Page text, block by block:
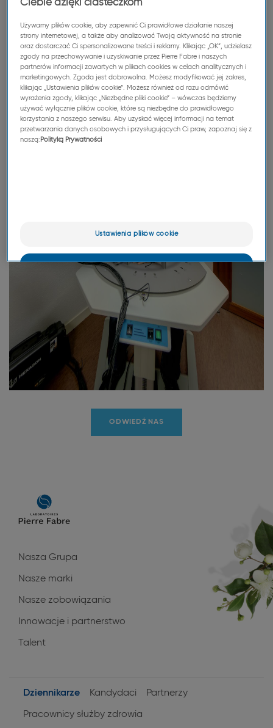
ODWIEDŹ NAS
Main
navigation
Nasza Grupa
Nasze marki
Nasze zobowiązania
Innowacje i partnerstwo
Talent
User
Dziennikarze Kandydaci Partnerzy
Pracownicy służby zdrowia
Ciebie dzięki ciasteczkom
Używamy plików cookie, aby zapewnić Ci prawidłowe działanie naszej
strony internetowej, a także aby analizować Twoją aktywność na stronie
oraz dostarczać Ci spersonalizowane treści i reklamy. Klikając „OK”, udzielasz
zgody na przechowywanie i uzyskiwanie przez Pierre Fabre i naszych
partnerów informacji zawartych w plikach cookies w celach analitycznych i
marketingowych. Zgoda jest dobrowolna. Możesz modyfikować jej zakres,
klikając „Ustawienia plików cookie”. Możesz również od razu odmówić
wyrażenia zgody, klikając „Niezbędne pliki cookie” – wówczas będziemy
używać wyłącznie plików cookie, które są niezbędne do prawidłowego
korzystania z naszego serwisu. Aby uzyskać więcej informacji na temat
przetwarzania danych osobowych i przysługujących Ci praw, zapoznaj się z
naszą: Polityką Prywatności
Ustawienia plików cookie
Niezbędne pliki cookie
OK